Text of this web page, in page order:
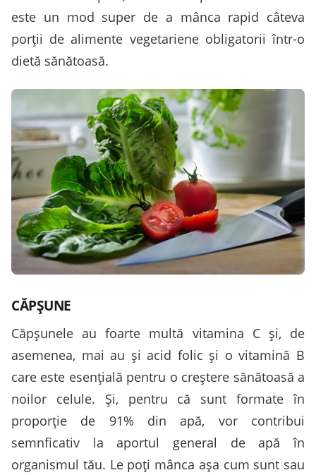
este un mod super de a mânca rapid câteva
porţii de alimente vegetariene obligatorii într-o
dietă sănătoasă.
CĂPŞUNE
Căpşunele au foarte multă vitamina C şi, de
asemenea, mai au şi acid folic şi o vitamină B
care este esenţială pentru o creştere sănătoasă a
noilor celule. Şi, pentru că sunt formate în
proporţie de 91% din apă, vor contribui
semnficativ la aportul general de apă în
organismul tău. Le poţi mânca aşa cum sunt sau